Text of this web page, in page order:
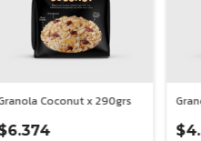
Coconut x 290grs